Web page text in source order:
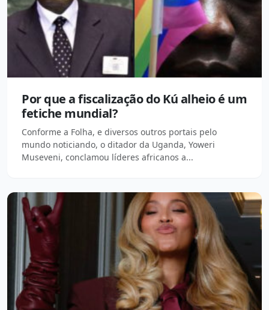
Por que a fiscalização do Kú alheio é um
fetiche mundial?
Conforme a Folha, e diversos outros portais pelo
mundo noticiando, o ditador da Uganda, Yoweri
Museveni, conclamou líderes africanos a...